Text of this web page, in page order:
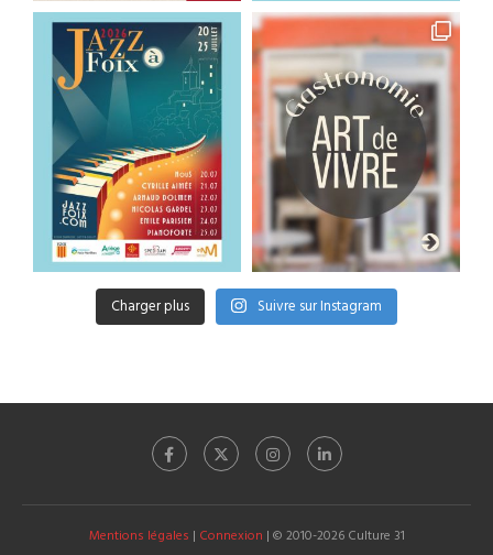
Charger plus Suivre sur Instagram
Mentions légales | Connexion | © 2010-2026 Culture 31